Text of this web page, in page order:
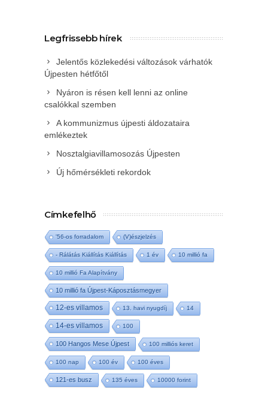
Legfrissebb hírek
Jelentős közlekedési változások várhatók
Újpesten hétfőtől
Nyáron is résen kell lenni az online
csalókkal szemben
A kommunizmus újpesti áldozataira
emlékeztek
Nosztalgiavillamosozás Újpesten
Új hőmérsékleti rekordok
Címkefelhő
'56-os forradalom (V)észjelzés
- Rálátás Kiállítás Kiállítás 1 év 10 millió fa
10 millió Fa Alapítvány
10 millió fa Újpest-Káposztásmegyer
12-es villamos 13. havi nyugdíj 14
14-es villamos 100
100 Hangos Mese Újpest 100 milliós keret
100 nap 100 év 100 éves
121-es busz 135 éves 10000 forint